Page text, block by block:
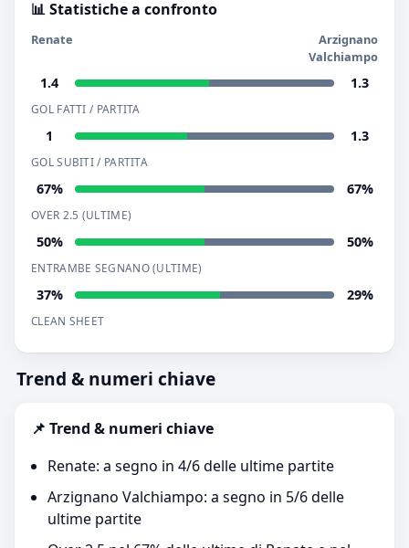
📊 Statistiche a confronto
Renate
Arzignano
Valchiampo
1.4 1.3
GOL FATTI / PARTITA
1 1.3
GOL SUBITI / PARTITA
67% 67%
OVER 2.5 (ULTIME)
50% 50%
ENTRAMBE SEGNANO (ULTIME)
37% 29%
CLEAN SHEET
Trend & numeri chiave
📌 Trend & numeri chiave
Renate: a segno in 4/6 delle ultime partite
Arzignano Valchiampo: a segno in 5/6 delle
ultime partite